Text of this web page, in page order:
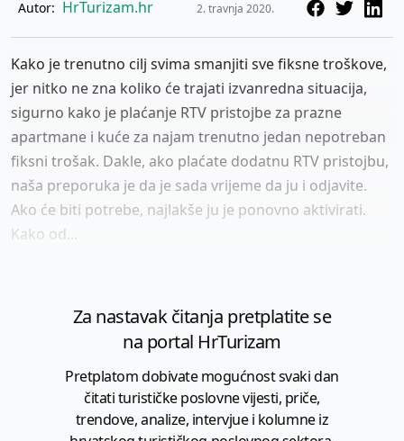
Autor: HrTurizam.hr 2. travnja 2020.
Kako je trenutno cilj svima smanjiti sve fiksne troškove,
jer nitko ne zna koliko će trajati izvanredna situacija,
sigurno kako je plaćanje RTV pristojbe za prazne
apartmane i kuće za najam trenutno jedan nepotreban
fiksni trošak. Dakle, ako plaćate dodatnu RTV pristojbu,
naša preporuka je da je sada vrijeme da ju i odjavite.
Ako će biti potrebe, najlakše ju je ponovno aktivirati.
Kako od...
Za nastavak čitanja pretplatite se
na portal HrTurizam
Pretplatom dobivate mogućnost svaki dan
čitati turističke poslovne vijesti, priče,
trendove, analize, intervjue i kolumne iz